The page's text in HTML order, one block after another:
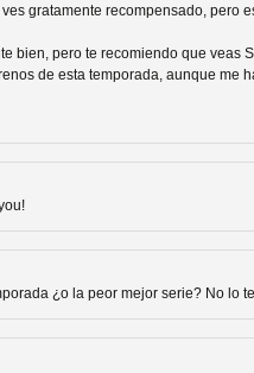
para
gratamente recompensado, pero
bien, pero te recomiendo que veas
de esta temporada, aunque me
¿o la peor mejor serie? No lo